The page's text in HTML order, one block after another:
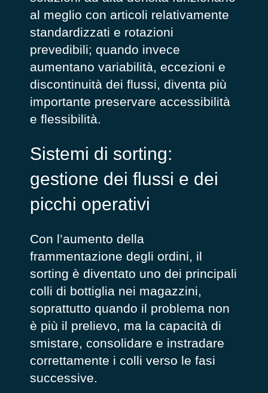
al meglio con articoli relativamente
standardizzati e rotazioni
prevedibili; quando invece
aumentano variabilità, eccezioni e
discontinuità dei flussi, diventa più
importante preservare accessibilità
e flessibilità.
Sistemi di sorting:
gestione dei flussi e dei
picchi operativi
Con l’aumento della
frammentazione degli ordini, il
sorting è diventato uno dei principali
colli di bottiglia nei magazzini,
soprattutto quando il problema non
è più il prelievo, ma la capacità di
smistare, consolidare e instradare
correttamente i colli verso le fasi
successive.